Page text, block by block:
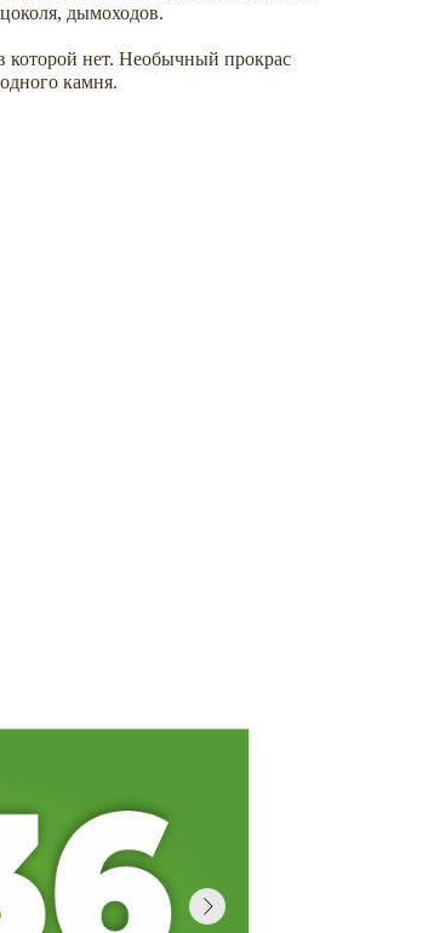
дымоходов.
которой нет. Необычный прокрас
камня.